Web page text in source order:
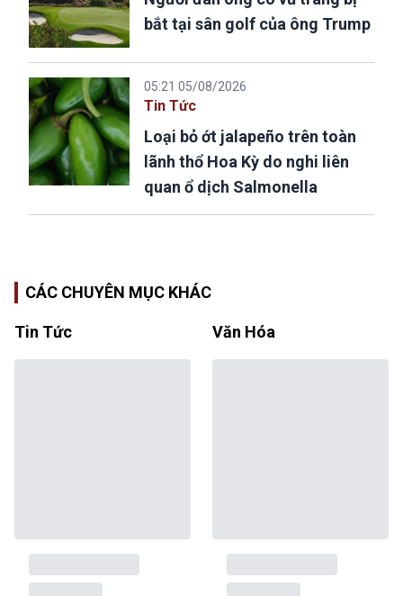
bắt tại sân golf của ông Trump
05:21 05/08/2026
Tin Tức
Loại bỏ ớt jalapeño trên toàn
lãnh thổ Hoa Kỳ do nghi liên
quan ổ dịch Salmonella
CÁC CHUYÊN MỤC KHÁC
Tin Tức Văn Hóa